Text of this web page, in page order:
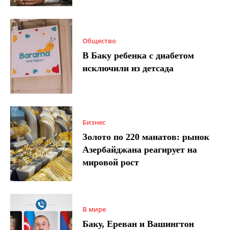
Общество
В Баку ребенка с диабетом
исключили из детсада
Бизнес
Золото по 220 манатов: рынок
Азербайджана реагирует на
мировой рост
В мире
Баку, Ереван и Вашингтон